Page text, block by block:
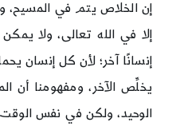
إن الخلاص يتم في المسيح،
إلا في الله تعالى، ولا
إنسانًا آخر؛ لأن كل إنسان
يخلِّص الآخر، ومفهومنا أن
الوحيد، ولكن في نفس